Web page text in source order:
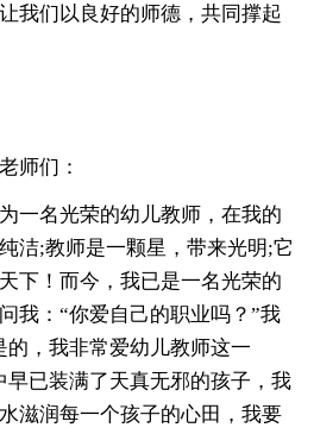
我们以良好的师德，共同撑起
师们：
一名光荣的幼儿教师，在我的
洁;教师是一颗星，带来光明;它
下！而今，我已是一名光荣的
我：“你爱自己的职业吗？”我
的，我非常爱幼儿教师这一
早已装满了天真无邪的孩子，我
滋润每一个孩子的心田，我要